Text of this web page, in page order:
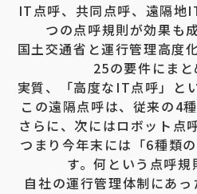
IT点呼、共同点呼、遠隔
つの点呼規則が効果も
国土交通省と運行管理高度
25の要件にまと
実質、「高度なIT点呼」と
この遠隔点呼は、従来の4
さらに、次にはロボット点
つまり今年末には「6種類
す。何という点呼規
自社の運行管理体制にあ